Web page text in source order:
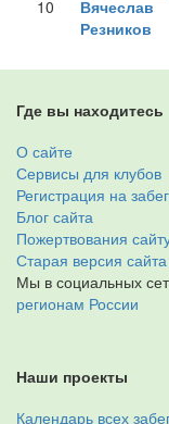
10
Вячеслав
Резников
Где вы находитесь
О сайте
Сервисы для клубов
Регистрация на
Блог сайта
Пожертвования
Старая версия сайта
Мы в социальных
регионам России
Наши проекты
Календарь всех